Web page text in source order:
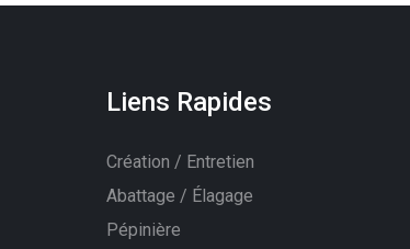
Liens Rapides
Création / Entretien
Abattage / Élagage
Pépinière